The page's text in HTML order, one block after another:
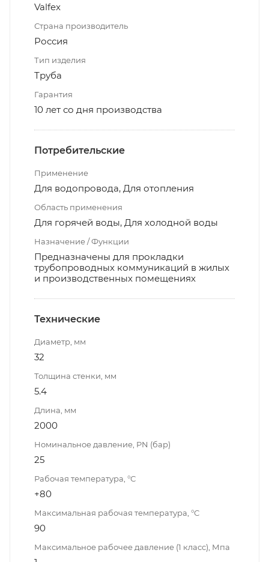
Valfex
Страна производитель
Россия
Тип изделия
Труба
Гарантия
10 лет со дня производства
Потребительские
Применение
Для водопровода, Для отопления
Область применения
Для горячей воды, Для холодной воды
Назначение / Функции
Предназначены для прокладки
трубопроводных коммуникаций в жилых
и производственных помещениях
Технические
Диаметр, мм
32
Толщина стенки, мм
5.4
Длина, мм
2000
Номинальное давление, PN (бар)
25
Рабочая температура, °С
+80
Максимальная рабочая температура, °С
90
Максимальное рабочее давление (1 класс), Мпа